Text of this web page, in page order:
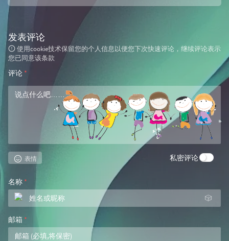
发表评论
使用cookie技术保留您的个人信息以便您下次快速评论，继续评论表示
您已同意该条款
评论 *
表情 私密评论
名称 *
🎲
邮箱 *